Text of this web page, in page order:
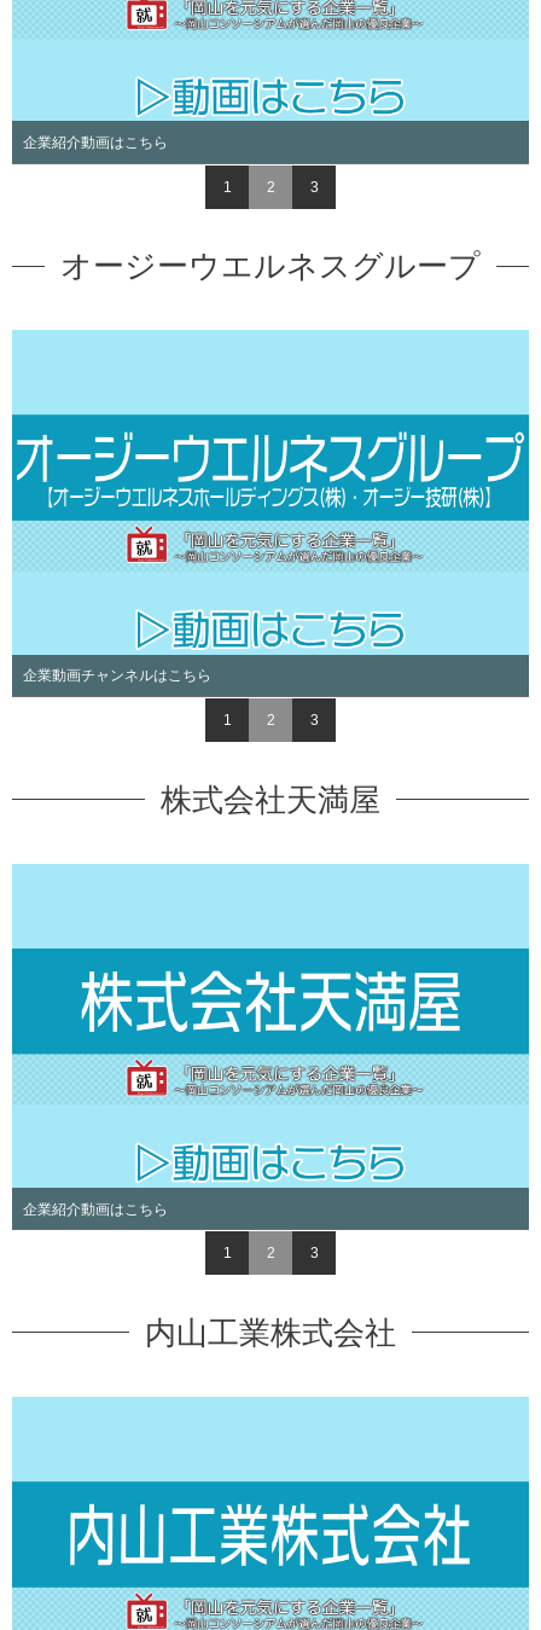
企業紹介動画はこちら
1 2 3
オージーウエルネスグループ
企業動画チャンネルはこちら
1 2 3
株式会社天満屋
企業紹介動画はこちら
1 2 3
内山工業株式会社